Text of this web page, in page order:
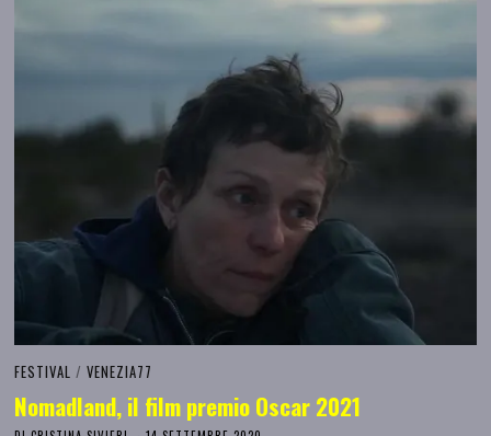
FESTIVAL / VENEZIA77
Nomadland, il film premio Oscar 2021